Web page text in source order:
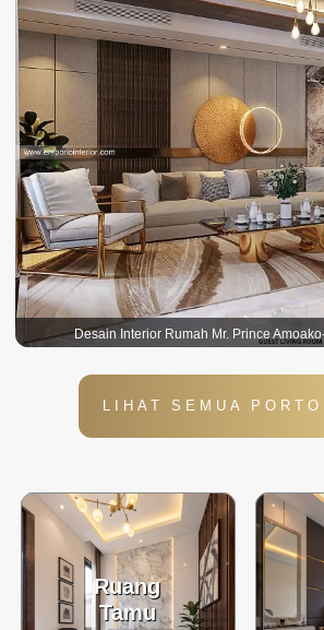
Desain Interior Rumah Mr. Prince
LIHAT SEMUA
Ruang
Tamu